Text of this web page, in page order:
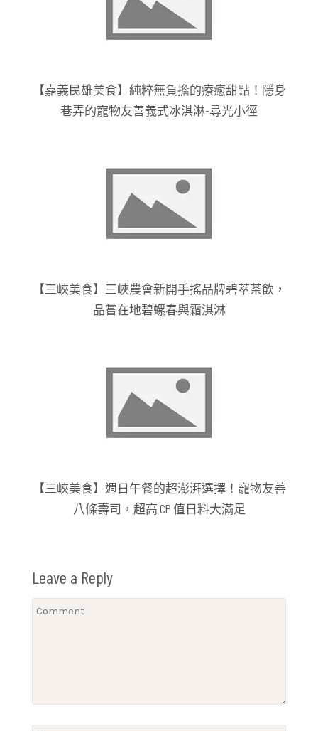
【嘉義民雄美食】純粹無負擔的療癒甜點！隱身
巷弄的寵物友善義式冰淇淋-尋光小徑
【三峽美食】三峽農會新開手搖品牌碧萃茶飲，
品嘗在地碧螺春與霜淇淋
【三峽美食】週日午餐的超澎湃選擇！寵物友善
八條壽司，超高 CP 值日料大滿足
Leave a Reply